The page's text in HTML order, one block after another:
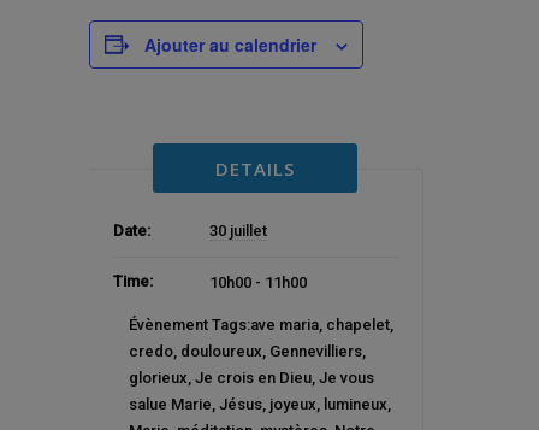
Ajouter au calendrier
DETAILS
Date: 30 juillet
Time: 10h00 - 11h00
Évènement Tags:ave maria, chapelet,
credo, douloureux Gennevilliers,
glorieux Je crois en Dieu, Je vous
salue Marie Jésus, joyeux lumineux